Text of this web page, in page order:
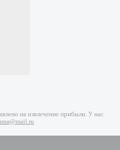
на извлечение прибыли. У нас